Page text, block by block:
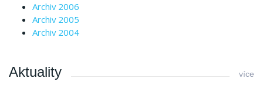
Archiv 2006
Archiv 2005
Archiv 2004
Aktuality více